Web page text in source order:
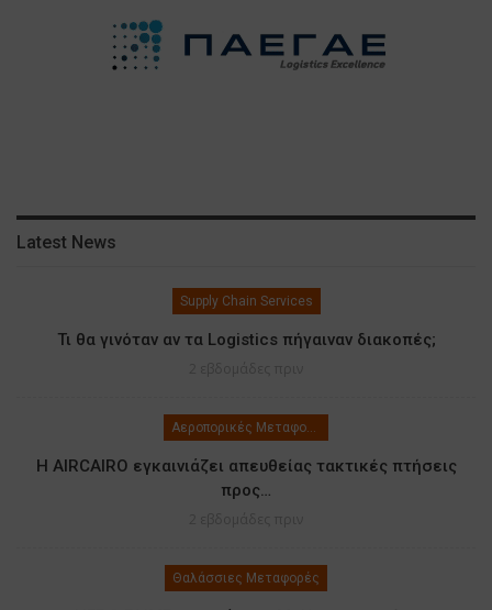
Latest News
Supply Chain Services
Τι θα γινόταν αν τα Logistics πήγαιναν διακοπές;
Αεροπορικές Μεταφορές
Η AIRCAIRO εγκαινιάζει απευθείας τακτικές πτήσεις
προς…
Θαλάσσιες Μεταφορές